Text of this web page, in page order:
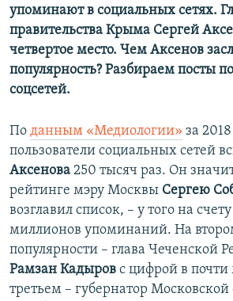
упоминают в социальных сетях.
правительства Крыма Сергей
четвертое место. Чем Аксенов
популярность? Разбираем посты
соцсетей.
По данным «Медиологии» за
пользователи социальных сетей
Аксенова 250 тысяч раз. Он
рейтинге мэру Москвы Сергею
возглавил список, – у того на
миллионов упоминаний. На
популярности – глава Чеченской
Рамзан Кадыров с цифрой в
третьем – губернатор Московской